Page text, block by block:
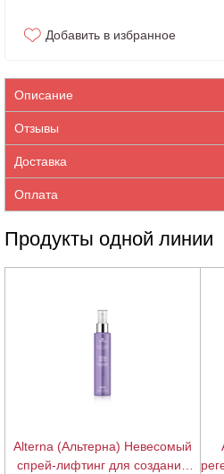
Добавить в избранное
Описание
Отзывы
Доставка
Оплата
Продукты одной линии
Alterna (Альтерна) Невесомый
спрей-лифтинг для создания